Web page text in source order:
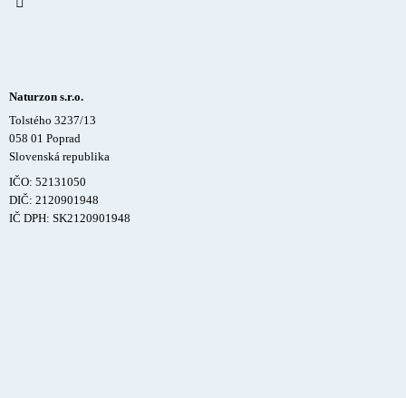
Naturzon s.r.o.
Tolstého 3237/13
058 01 Poprad
Slovenská republika
IČO: 52131050
DIČ: 2120901948
IČ DPH: SK2120901948